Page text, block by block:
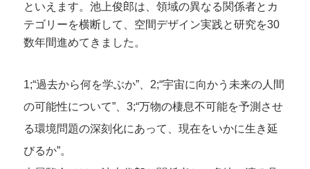
といえます。池上俊郎は、領域の異なる関係者とカ
テゴリーを横断して、空間デザイン実践と研究を30
数年間進めてきました。
1;“過去から何を学ぶか”、2;“宇宙に向かう未来の人間
の可能性について”、3;“万物の棲息不可能を予測させ
る環境問題の深刻化にあって、現在をいかに生き延
びるか”。